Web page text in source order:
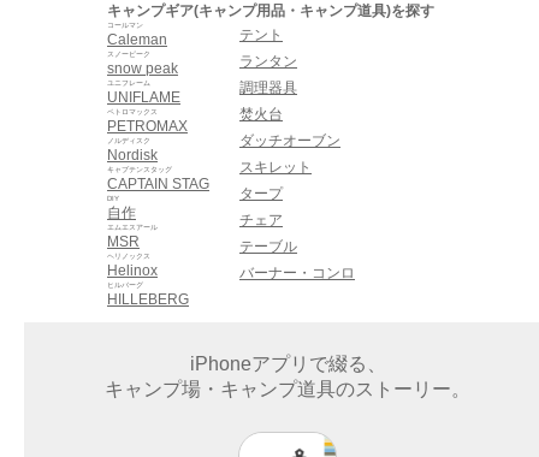
キャンプギア(キャンプ用品・キャンプ道具)を探す
Caleman
コールマン
snow peak
スノーピーク
UNIFLAME
ユニフレーム
PETROMAX
ペトロマックス
Nordisk
ノルディスク
CAPTAIN STAG
キャプテンスタッグ
自作
DIY
MSR
エムエスアール
Helinox
ヘリノックス
HILLEBERG
ヒルバーグ
テント
ランタン
調理器具
焚火台
ダッチオーブン
スキレット
タープ
チェア
テーブル
バーナー・コンロ
iPhoneアプリで綴る、
キャンプ場・キャンプ道具のストーリー。